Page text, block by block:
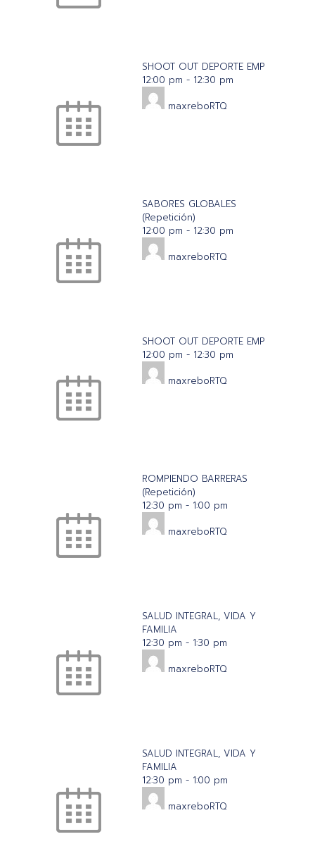
SHOOT OUT DEPORTE EMP
12:00 pm - 12:30 pm
maxreboRTQ
SABORES GLOBALES
(Repetición)
12:00 pm - 12:30 pm
maxreboRTQ
SHOOT OUT DEPORTE EMP
12:00 pm - 12:30 pm
maxreboRTQ
ROMPIENDO BARRERAS
(Repetición)
12:30 pm - 1:00 pm
maxreboRTQ
SALUD INTEGRAL, VIDA Y
FAMILIA
12:30 pm - 1:30 pm
maxreboRTQ
SALUD INTEGRAL, VIDA Y
FAMILIA
12:30 pm - 1:00 pm
maxreboRTQ